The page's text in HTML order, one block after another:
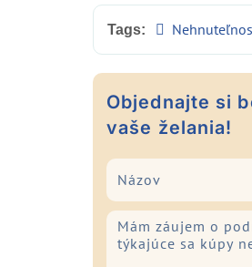
Tags:
Objednajte si
vaše želania!